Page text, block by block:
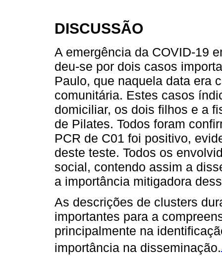
DISCUSSÃO
A emergência da COVID-19
deu-se por dois casos
Paulo, que naquela data era
comunitária. Estes casos
domiciliar, os dois filhos e a
de Pilates. Todos foram
PCR de C01 foi positivo,
deste teste. Todos os
social, contendo assim a
a importância mitigadora
As descrições de clusters
importantes para a
principalmente na
importância na disseminação.